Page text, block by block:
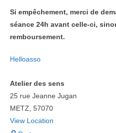
Si empêchement, merci de
séance 24h avant celle-ci,
remboursement.
Helloasso
Atelier des sens
25 rue Jeanne Jugan
METZ 57070
View Location